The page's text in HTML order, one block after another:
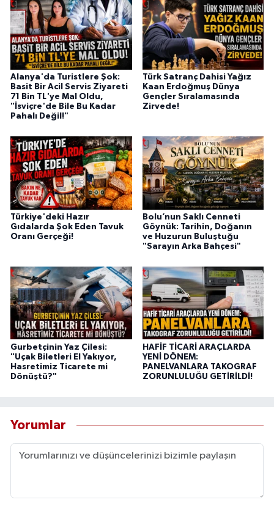
Alanya'da Turistlere Şok:
Basit Bir Acil Servis Ziyareti
71 Bin TL'ye Mal Oldu,
"İsviçre'de Bile Bu Kadar
Pahalı Değil!"
Türk Satranç Dahisi Yağız
Kaan Erdoğmuş Dünya
Gençler Sıralamasında
Zirvede!
Türkiye'deki Hazır
Gıdalarda Şok Eden Tavuk
Oranı Gerçeği!
Bolu’nun Saklı Cenneti
Göynük: Tarihin, Doğanın
ve Huzurun Buluştuğu
"Sarayın Arka Bahçesi"
Gurbetçinin Yaz Çilesi:
"Uçak Biletleri El Yakıyor,
Hasretimiz Ticarete mi
Dönüştü?"
HAFİF TİCARİ ARAÇLARDA
YENİ DÖNEM:
PANELVANLARA TAKOGRAF
ZORUNLULUĞU GETİRİLDİ!
Yorumlar